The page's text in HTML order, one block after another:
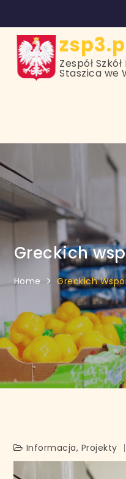
content
Zespół
Staszica we
Greckich
Home Greckich
Informacja, Projekty